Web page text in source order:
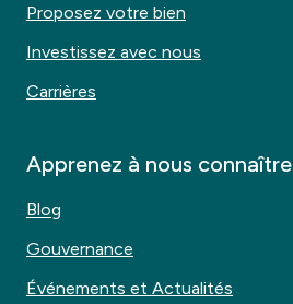
Proposez votre bien
Investissez avec nous
Carrières
Apprenez à nous connaître
Blog
Gouvernance
Événements et Actualités